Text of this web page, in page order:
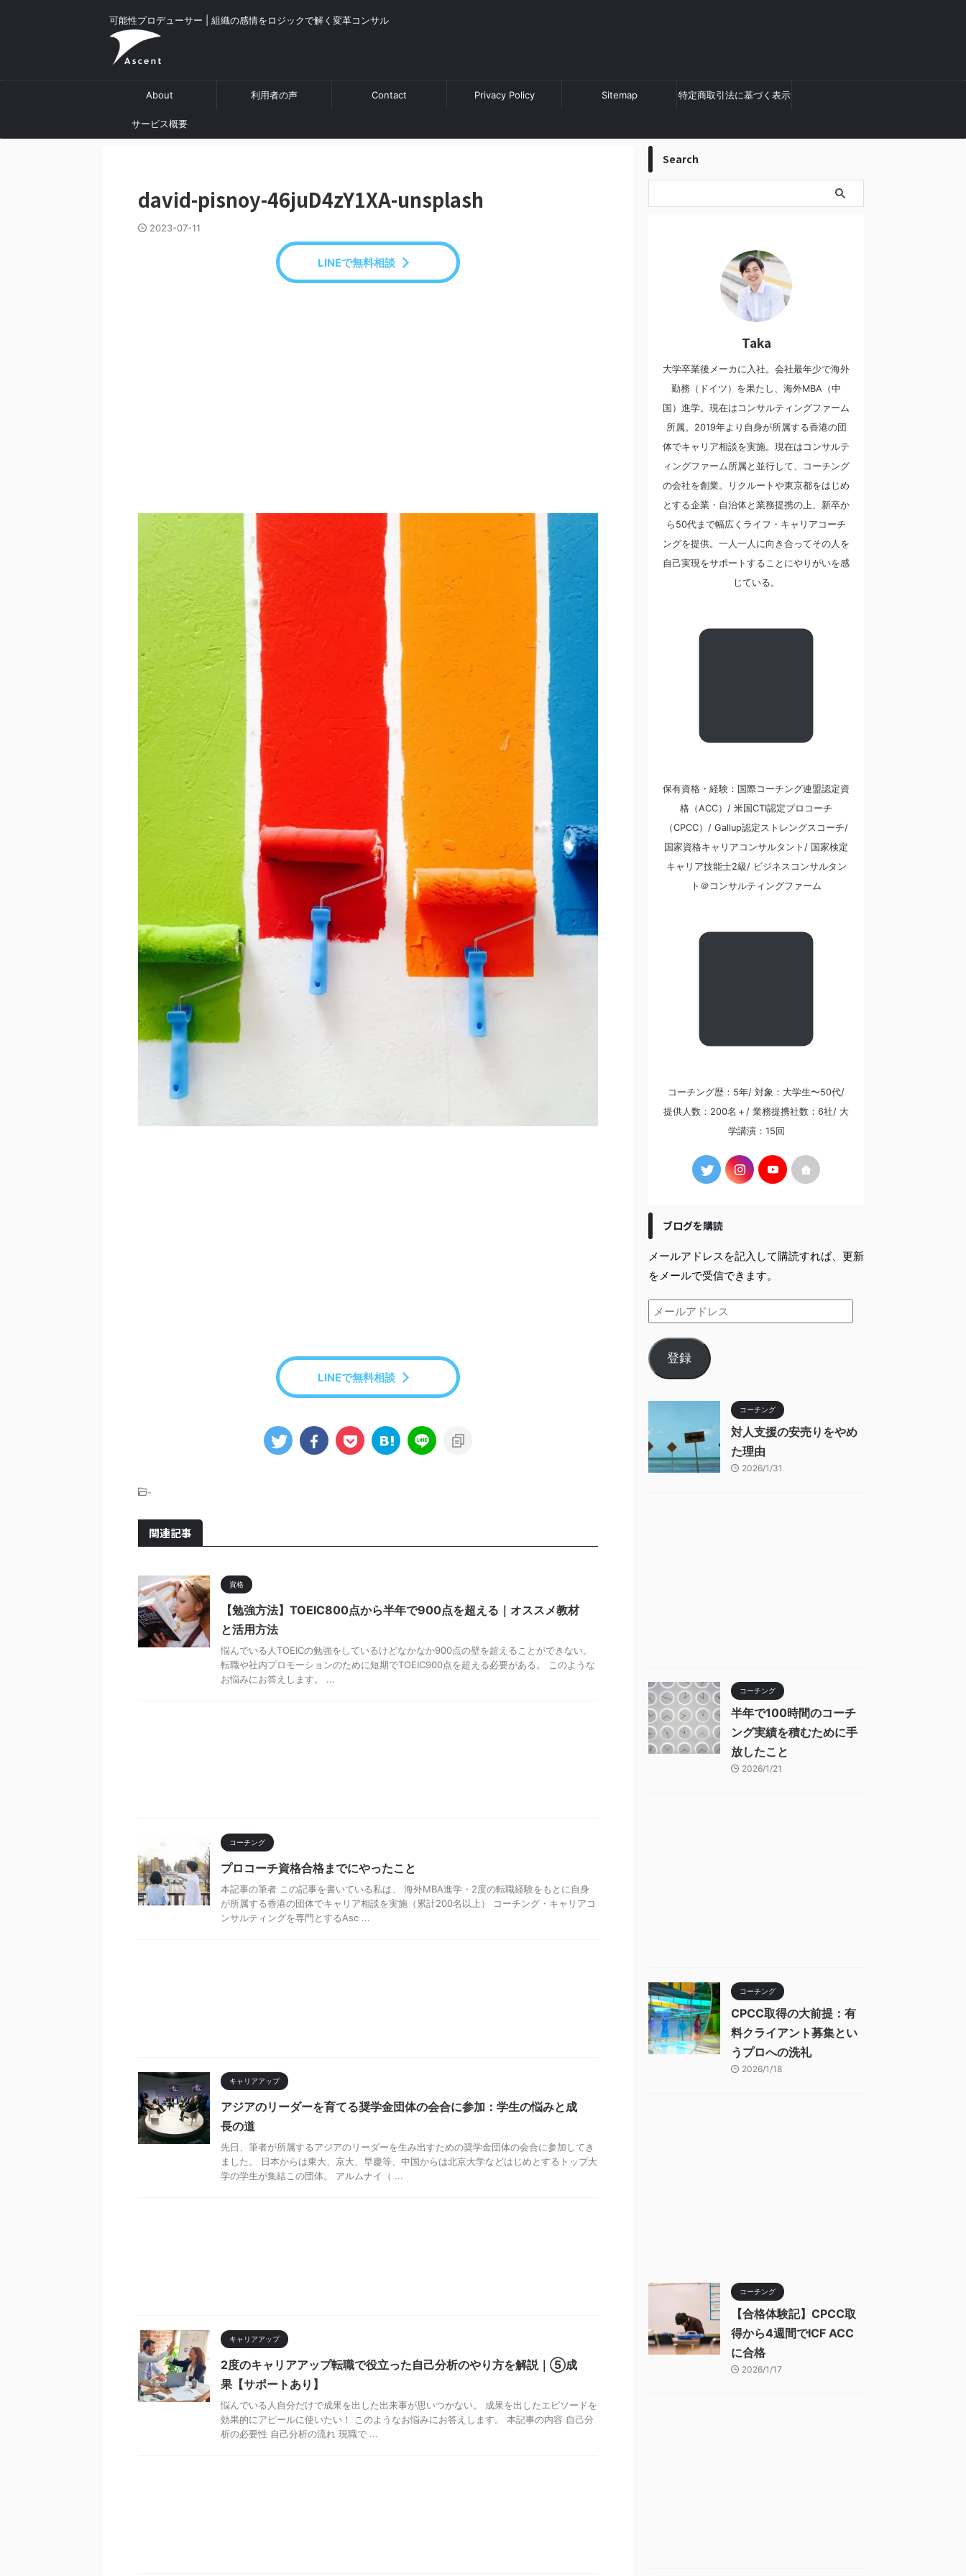
可能性プロデューサー | 組織の感情をロジックで解く変革コンサル
About 利用者の声 Contact Privacy Policy Sitemap 特定商取引法に基づく表示
サービス概要
david-pisnoy-46juD4zY1XA-unsplash
2023-07-11
LINEで無料相談
LINEで無料相談
-
関連記事
資格
【勉強方法】TOEIC800点から半年で900点を超える｜オススメ教材
と活用方法
悩んでいる人TOEICの勉強をしているけどなかなか900点の壁を超えることができない。
転職や社内プロモーションのために短期でTOEIC900点を超える必要がある。 このような
お悩みにお答えします。 ...
コーチング
プロコーチ資格合格までにやったこと
本記事の筆者 この記事を書いている私は、 海外MBA進学・2度の転職経験をもとに自身
が所属する香港の団体でキャリア相談を実施（累計200名以上） コーチング・キャリアコ
ンサルティングを専門とするAsc ...
キャリアアップ
アジアのリーダーを育てる奨学金団体の会合に参加：学生の悩みと成
長の道
先日、筆者が所属するアジアのリーダーを生み出すための奨学金団体の会合に参加してき
ました。 日本からは東大、京大、早慶等、中国からは北京大学などはじめとするトップ大
学の学生が集結この団体。 アルムナイ（ ...
キャリアアップ
2度のキャリアアップ転職で役立った自己分析のやり方を解説｜⑤成
果【サポートあり】
悩んでいる人自分だけで成果を出した出来事が思いつかない。 成果を出したエピソードを
効果的にアピールに使いたい！ このようなお悩みにお答えします。 本記事の内容 自己分
析の必要性 自己分析の流れ 現職で ...
Search
Taka
大学卒業後メーカに入社。会社最年少で海外
勤務（ドイツ）を果たし、海外MBA（中
国）進学。現在はコンサルティングファーム
所属。2019年より自身が所属する香港の団
体でキャリア相談を実施。現在はコンサルテ
ィングファーム所属と並行して、コーチング
の会社を創業。リクルートや東京都をはじめ
とする企業・自治体と業務提携の上、新卒か
ら50代まで幅広くライフ・キャリアコーチ
ングを提供。一人一人に向き合ってその人を
自己実現をサポートすることにやりがいを感
じている。
保有資格・経験：国際コーチング連盟認定資
格（ACC）/ 米国CTI認定プロコーチ
（CPCC）/ Gallup認定ストレングスコーチ/
国家資格キャリアコンサルタント/ 国家検定
キャリア技能士2級/ ビジネスコンサルタン
ト＠コンサルティングファーム
コーチング歴：5年/ 対象：大学生〜50代/
提供人数：200名＋/ 業務提携社数：6社/ 大
学講演：15回
ブログを購読
メールアドレスを記入して購読すれば、更新
をメールで受信できます。
登録
コーチング
対人支援の安売りをやめ
た理由
2026/1/31
コーチング
半年で100時間のコーチ
ング実績を積むために手
放したこと
2026/1/21
コーチング
CPCC取得の大前提：有
料クライアント募集とい
うプロへの洗礼
2026/1/18
コーチング
【合格体験記】CPCC取
得から4週間でICF ACC
に合格
2026/1/17